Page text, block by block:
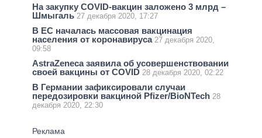
На закупку COVID-вакцин заложено 3 млрд –
Шмыгаль 27 декабря 2020, 17:27
В ЕС началась массовая вакцинация
населения от коронавируса 27 декабря 2020,
09:58
AstraZeneca заявила об усовершенствовании
своей вакцины от COVID 28 декабря 2020, 02:22
В Германии зафиксировали случаи
передозировки вакциной Pfizer/BioNTech 28
декабря 2020, 22:30